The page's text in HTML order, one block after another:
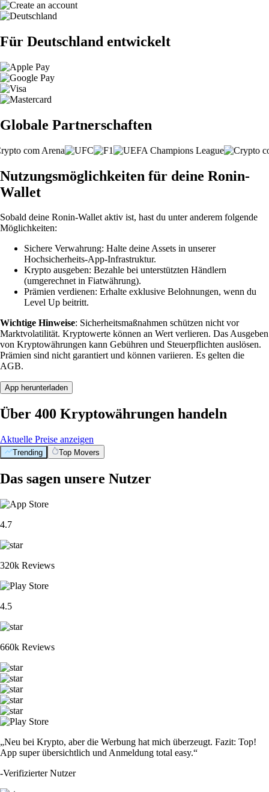
Für Deutschland entwickelt
Globale Partnerschaften
Nutzungsmöglichkeiten für deine Ronin-
Wallet
Sobald deine Ronin-Wallet aktiv ist, hast du unter anderem folgende
Möglichkeiten:
Sichere Verwahrung: Halte deine Assets in unserer
Hochsicherheits-App-Infrastruktur.
Krypto ausgeben: Bezahle bei unterstützten Händlern
(umgerechnet in Fiatwährung).
Prämien verdienen: Erhalte exklusive Belohnungen, wenn du
Level Up beitritt.
Wichtige Hinweise: Sicherheitsmaßnahmen schützen nicht vor
Marktvolatilität. Kryptowerte können an Wert verlieren. Das Ausgeben
von Kryptowährungen kann Gebühren und Steuerpflichten auslösen.
Prämien sind nicht garantiert und können variieren. Es gelten die
AGB.
App herunterladen
Über 400 Kryptowährungen handeln
Aktuelle Preise anzeigen
Trending Top Movers
Das sagen unsere Nutzer
4.7
320k Reviews
4.5
660k Reviews
„Neu bei Krypto, aber die Werbung hat mich überzeugt. Fazit: Top!
App super übersichtlich und Anmeldung total easy.“
-Verifizierter Nutzer